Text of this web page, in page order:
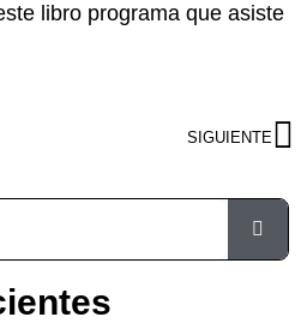
libro programa que asiste
SIGUIENTE